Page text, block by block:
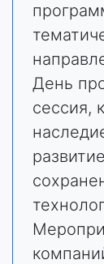
День
сессия,